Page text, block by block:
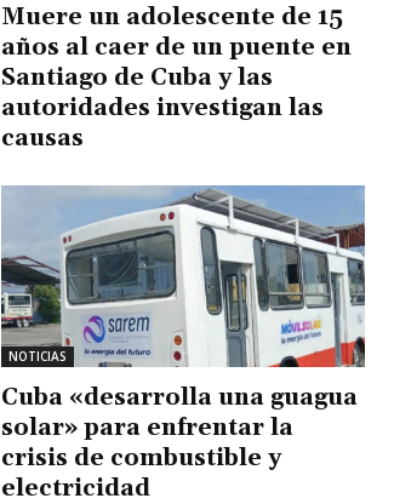
Muere un adolescente de 15
años al caer de un puente en
Santiago de Cuba y las
autoridades investigan las
causas
NOTICIAS
Cuba «desarrolla una guagua
solar» para enfrentar la
crisis de combustible y
electricidad